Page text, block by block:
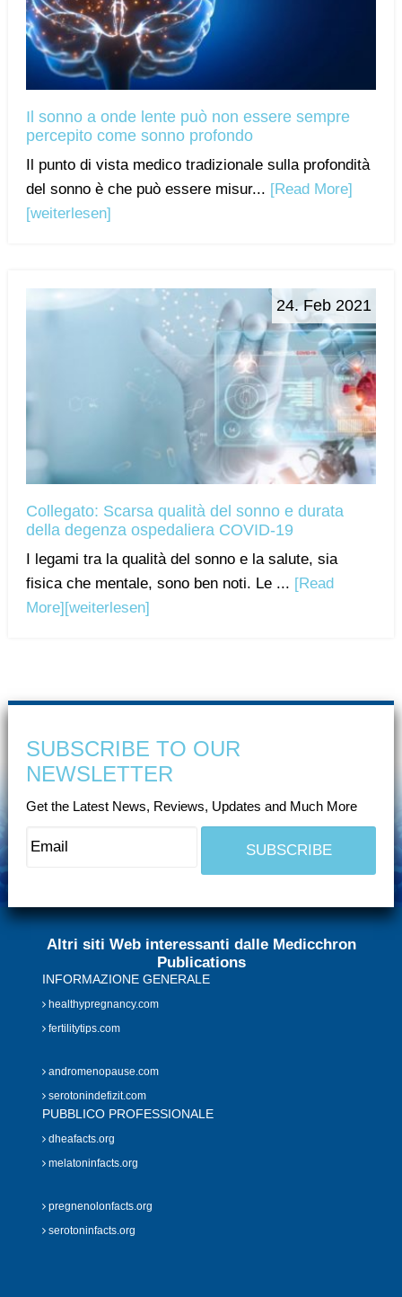
Il sonno a onde lente può non essere sempre
percepito come sonno profondo
Il punto di vista medico tradizionale sulla profondità
del sonno è che può essere misur... [Read More]
[weiterlesen]
24. Feb 2021
Collegato: Scarsa qualità del sonno e durata
della degenza ospedaliera COVID-19
I legami tra la qualità del sonno e la salute, sia
fisica che mentale, sono ben noti. Le ... [Read
More][weiterlesen]
SUBSCRIBE TO OUR
NEWSLETTER
Get the Latest News, Reviews, Updates and Much More
Altri siti Web interessanti dalle Medicchron
Publications
INFORMAZIONE GENERALE
healthypregnancy.com
fertilitytips.com
andromenopause.com
serotonindefizit.com
PUBBLICO PROFESSIONALE
dheafacts.org
melatoninfacts.org
pregnenolonfacts.org
serotoninfacts.org